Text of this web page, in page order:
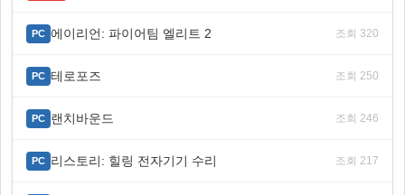
PC 에이리언: 파이어팀 엘리트 2 조회 320
PC 테로포즈 조회 250
PC 랜치바운드 조회 246
PC 리스토리: 힐링 전자기기 수리 조회 217